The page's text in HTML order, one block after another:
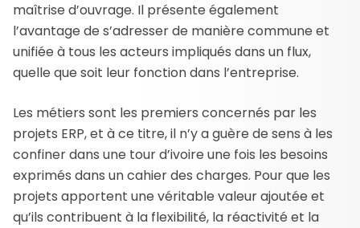
maîtrise d’ouvrage. Il présente également
l’avantage de s’adresser de manière commune et
unifiée à tous les acteurs impliqués dans un flux,
quelle que soit leur fonction dans l’entreprise.
Les métiers sont les premiers concernés par les
projets ERP, et à ce titre, il n’y a guère de sens à les
confiner dans une tour d’ivoire une fois les besoins
exprimés dans un cahier des charges. Pour que les
projets apportent une véritable valeur ajoutée et
qu’ils contribuent à la flexibilité, la réactivité et la